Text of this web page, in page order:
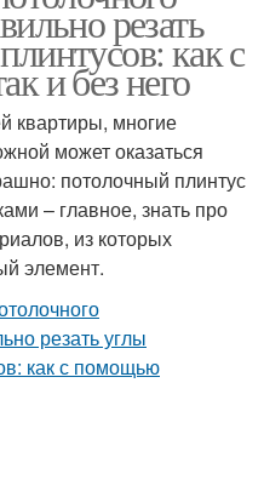
резать
как с
и без него
квартиры, многие
может оказаться
потолочный плинтус
– главное, знать про
из которых
элемент.